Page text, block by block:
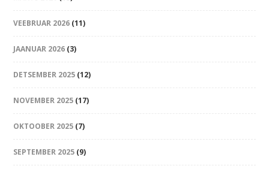
VEEBRUAR 2026 (11)
JAANUAR 2026 (3)
DETSEMBER 2025 (12)
NOVEMBER 2025 (17)
OKTOOBER 2025 (7)
SEPTEMBER 2025 (9)